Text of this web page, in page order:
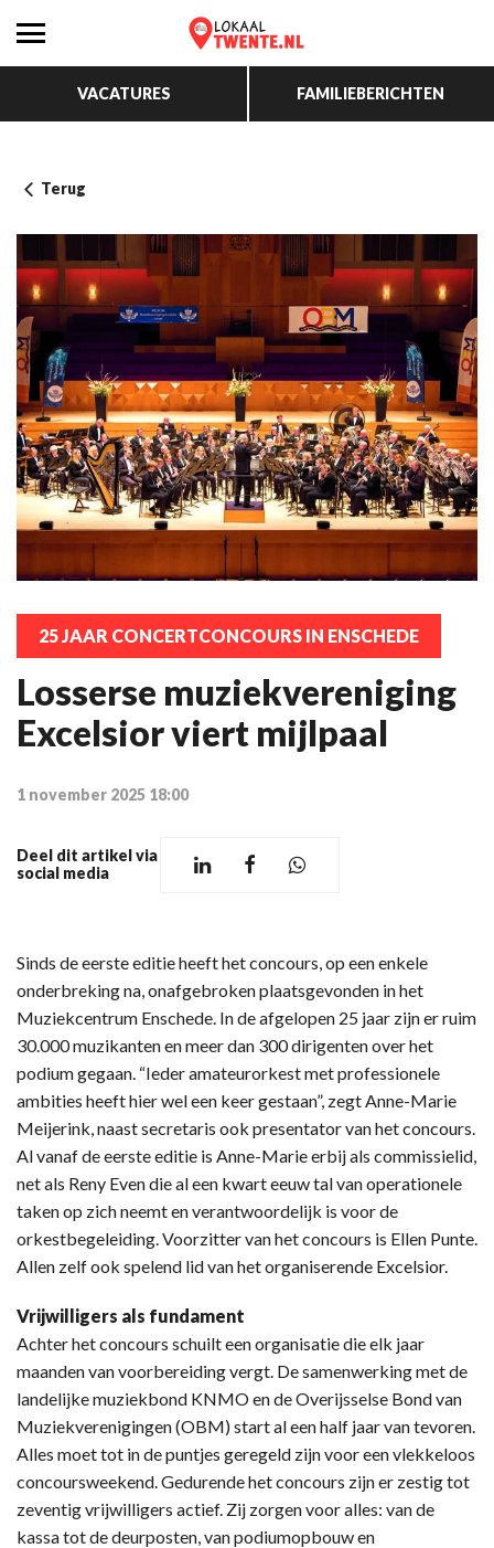
VACATURES FAMILIEBERICHTEN
Terug
25 JAAR CONCERTCONCOURS IN ENSCHEDE
Losserse muziekvereniging
Excelsior viert mijlpaal
1 november 2025 18:00
Deel dit artikel via
social media
Sinds de eerste editie heeft het concours, op een enkele
onderbreking na, onafgebroken plaatsgevonden in het
Muziekcentrum Enschede. In de afgelopen 25 jaar zijn er ruim
30.000 muzikanten en meer dan 300 dirigenten over het
podium gegaan. “Ieder amateurorkest met professionele
ambities heeft hier wel een keer gestaan”, zegt Anne-Marie
Meijerink, naast secretaris ook presentator van het concours.
Al vanaf de eerste editie is Anne-Marie erbij als commissielid,
net als Reny Even die al een kwart eeuw tal van operationele
taken op zich neemt en verantwoordelijk is voor de
orkestbegeleiding. Voorzitter van het concours is Ellen Punte.
Allen zelf ook spelend lid van het organiserende Excelsior.
Vrijwilligers als fundament
Achter het concours schuilt een organisatie die elk jaar
maanden van voorbereiding vergt. De samenwerking met de
landelijke muziekbond KNMO en de Overijsselse Bond van
Muziekverenigingen (OBM) start al een half jaar van tevoren.
Alles moet tot in de puntjes geregeld zijn voor een vlekkeloos
concoursweekend. Gedurende het concours zijn er zestig tot
zeventig vrijwilligers actief. Zij zorgen voor alles: van de
kassa tot de deurposten, van podiumopbouw en